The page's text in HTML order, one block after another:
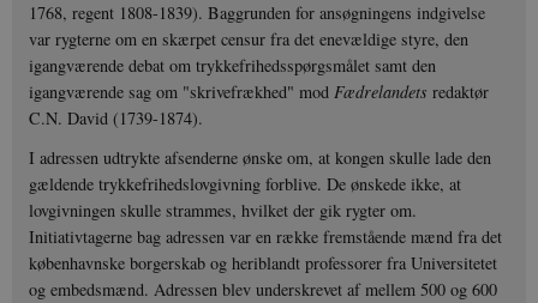
1768, regent 1808-1839). Baggrunden for ansøgningens indgivelse
var rygterne om en skærpet censur fra det enevældige styre, den
igangværende debat om trykkefrihedsspørgsmålet samt den
igangværende sag om "skrivefrækhed" modFædrelandets redaktør
C.N. David (1739-1874).
I adressen udtrykte afsenderne ønske om, at kongen skulle lade den
gældende trykkefrihedslovgivning forblive. De ønskede ikke, at
lovgivningen skulle strammes, hvilket der gik rygter om.
Initiativtagerne bag adressen var en række fremstående mænd fra det
københavnske borgerskab og heriblandt professorer fra Universitetet
og embedsmænd. Adressen blev underskrevet af mellem 500 og 600